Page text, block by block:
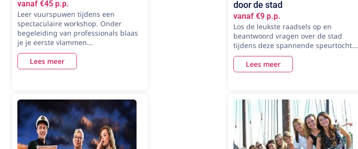
vanaf €45 p.p.
Leer vuurspuwen tijdens een
spectaculaire workshop. Onder
begeleiding van professionals blaas
je je eerste vlammen...
Lees meer
door de stad
vanaf €9 p.p.
Los de leukste raadsels op en
beantwoord vragen over de stad
tijdens deze spannende speurtocht...
Lees meer